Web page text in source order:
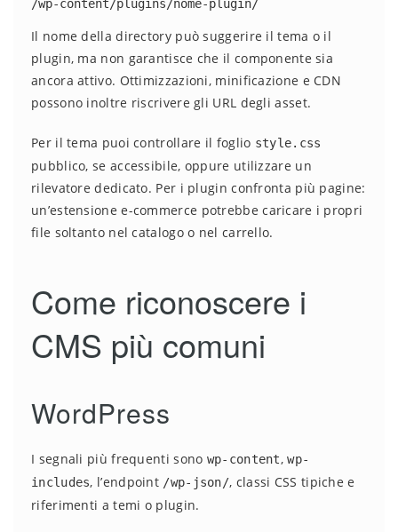
/wp-content/plugins/nome-plugin/
Il nome della directory può suggerire il tema o il
plugin, ma non garantisce che il componente sia
ancora attivo. Ottimizzazioni, minificazione e CDN
possono inoltre riscrivere gli URL degli asset.
Per il tema puoi controllare il foglio style.css
pubblico, se accessibile, oppure utilizzare un
rilevatore dedicato. Per i plugin confronta più pagine:
un’estensione e-commerce potrebbe caricare i propri
file soltanto nel catalogo o nel carrello.
Come riconoscere i
CMS più comuni
WordPress
I segnali più frequenti sono wp-content,wp-
includes, l’endpoint /wp-json/, classi CSS tipiche e
riferimenti a temi o plugin.